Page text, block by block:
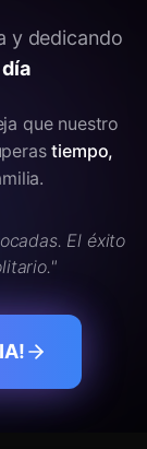
y dedicando
que nuestro
tiempo,
El éxito